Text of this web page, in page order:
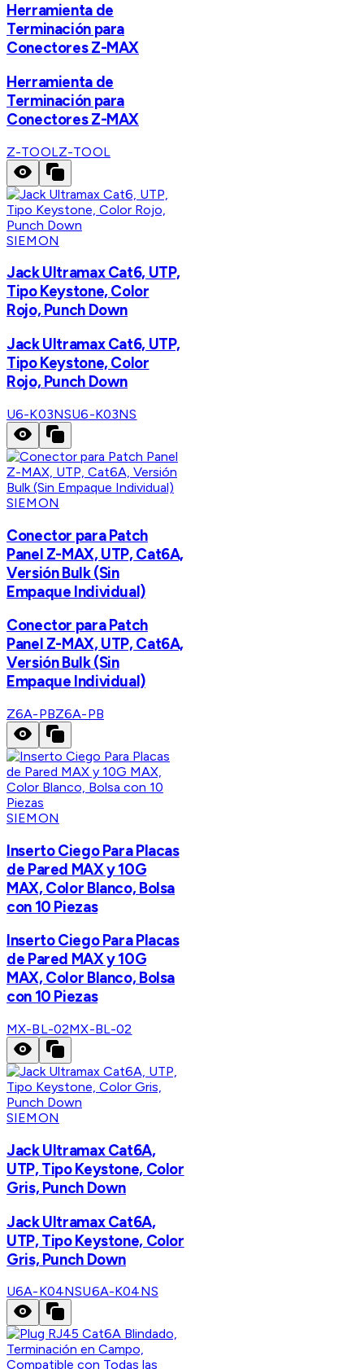
Herramienta de
Terminación para
Conectores Z-MAX
Herramienta de
Terminación para
Conectores Z-MAX
Z-TOOLZ-TOOL
SIEMON
Jack Ultramax Cat6, UTP,
Tipo Keystone, Color
Rojo, Punch Down
Jack Ultramax Cat6, UTP,
Tipo Keystone, Color
Rojo, Punch Down
U6-K03NSU6-K03NS
SIEMON
Conector para Patch
Panel Z-MAX, UTP, Cat6A,
Versión Bulk (Sin
Empaque Individual)
Conector para Patch
Panel Z-MAX, UTP, Cat6A,
Versión Bulk (Sin
Empaque Individual)
Z6A-PBZ6A-PB
SIEMON
Inserto Ciego Para Placas
de Pared MAX y 10G
MAX, Color Blanco, Bolsa
con 10 Piezas
Inserto Ciego Para Placas
de Pared MAX y 10G
MAX, Color Blanco, Bolsa
con 10 Piezas
MX-BL-02MX-BL-02
SIEMON
Jack Ultramax Cat6A,
UTP, Tipo Keystone, Color
Gris, Punch Down
Jack Ultramax Cat6A,
UTP, Tipo Keystone, Color
Gris, Punch Down
U6A-K04NSU6A-K04NS